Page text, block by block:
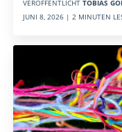
VERÖFFENTLICHT TOBIAS
JUNI 8, 2026 | 2 MINUTEN